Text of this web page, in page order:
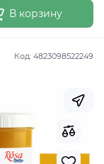
В корзину
Код: 4823098522249